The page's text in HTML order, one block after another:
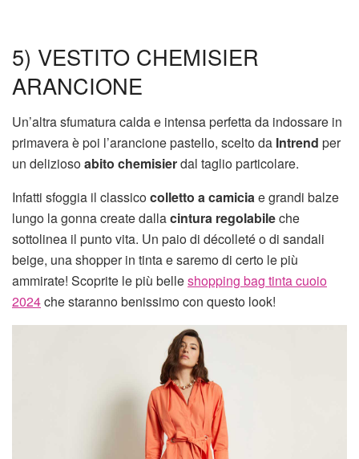
5) VESTITO CHEMISIER
ARANCIONE
Un’altra sfumatura calda e intensa perfetta da indossare in
primavera è poi l’arancione pastello, scelto da Intrend per
un deliziosoabito chemisierdal taglio particolare.
Infatti sfoggia il classicocolletto a camiciae grandi balze
lungo la gonna create dallacintura regolabileche
sottolinea il punto vita. Un paio di décolleté o di sandali
beige, una shopper in tinta e saremo di certo le più
ammirate! Scoprite le più belleshopping bag tinta cuoio
2024che staranno benissimo con questo look!